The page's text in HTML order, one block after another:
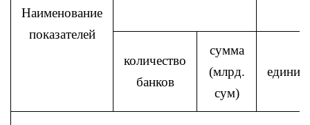
Наименование
показателей
количество
банков
сумма
(млрд.
сум)
единиц